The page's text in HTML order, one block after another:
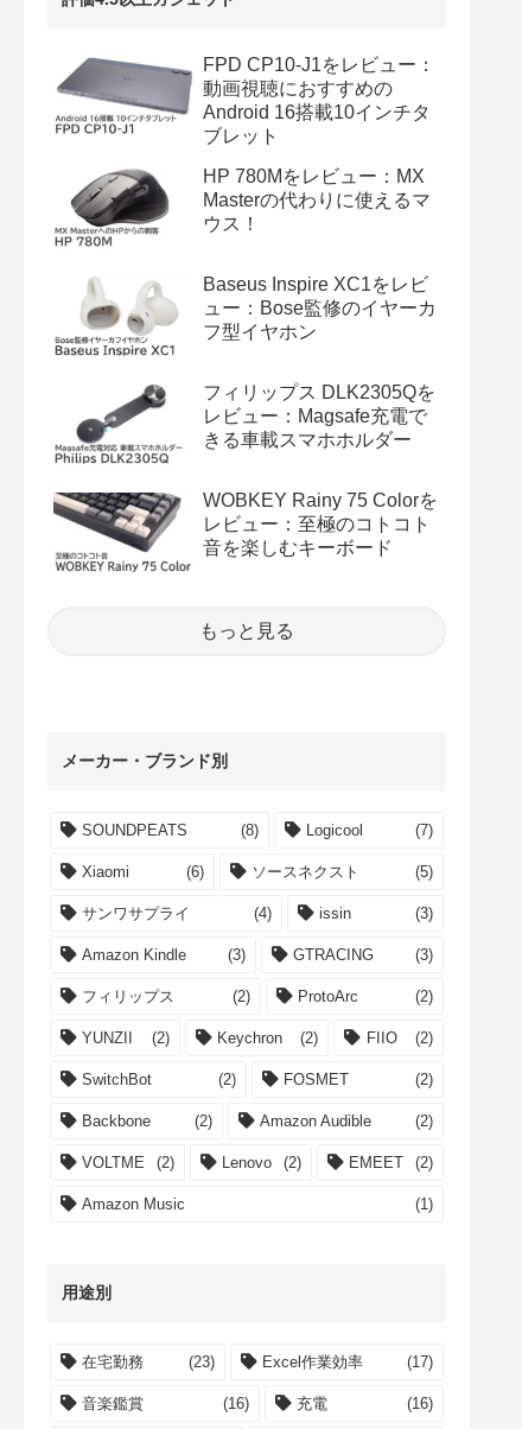
FPD CP10-J1をレビュー：
動画視聴におすすめの
Android 16搭載10インチタ
ブレット
HP 780Mをレビュー：MX
Masterの代わりに使えるマ
ウス！
Baseus Inspire XC1をレビ
ュー：Bose監修のイヤーカ
フ型イヤホン
フィリップス DLK2305Qを
レビュー：Magsafe充電で
きる車載スマホホルダー
WOBKEY Rainy 75 Colorを
レビュー：至極のコトコト
音を楽しむキーボード
もっと見る
メーカー・ブランド別
SOUNDPEATS (8) Logicool (7)
Xiaomi (6) ソースネクスト (5)
サンワサプライ (4) issin (3)
Amazon Kindle (3) GTRACING (3)
フィリップス (2) ProtoArc (2)
YUNZII (2) Keychron (2) FIIO (2)
SwitchBot (2) FOSMET (2)
Backbone (2) Amazon Audible (2)
VOLTME (2) Lenovo (2) EMEET (2)
Amazon Music (1)
用途別
在宅勤務 (23) Excel作業効率 (17)
音楽鑑賞 (16) 充電 (16)